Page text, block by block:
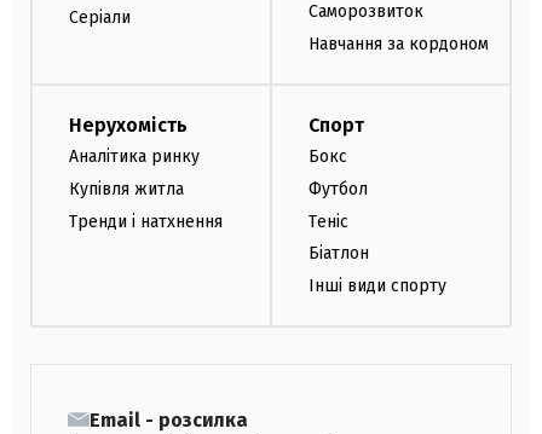
Серіали
Саморозвиток
Навчання за кордоном
Нерухомість
Аналітика ринку
Купівля житла
Тренди і натхнення
Спорт
Бокс
Футбол
Теніс
Біатлон
Інші види спорту
Email - розсилка